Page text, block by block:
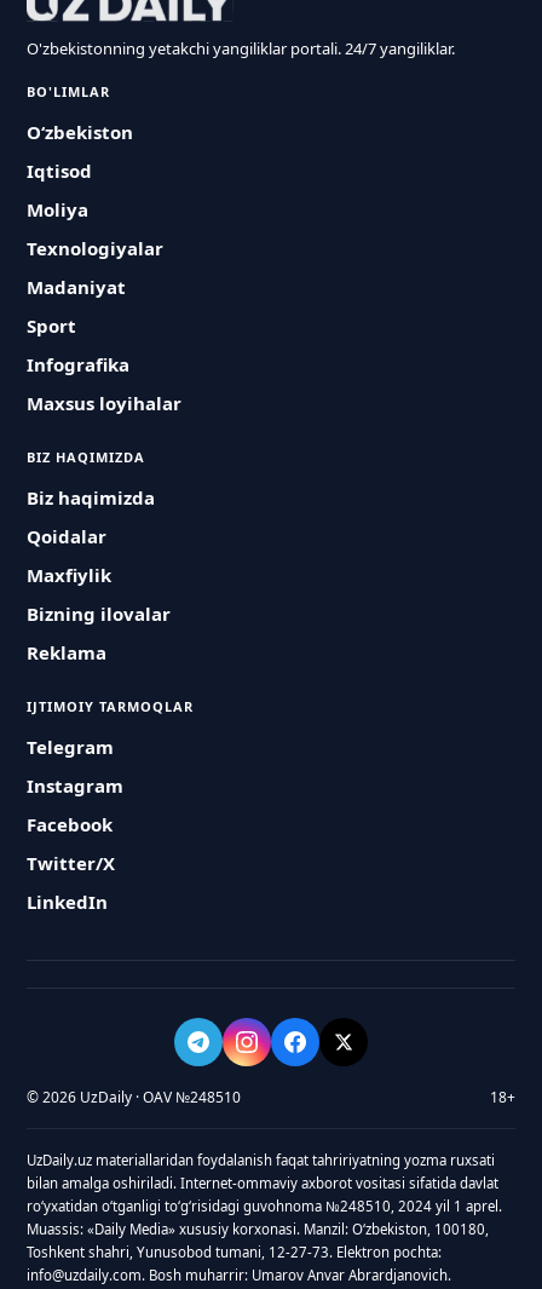
O'zbekistonning yetakchi yangiliklar portali. 24/7 yangiliklar.
BO'LIMLAR
O‘zbekiston
Iqtisod
Moliya
Texnologiyalar
Madaniyat
Sport
Infografika
Maxsus loyihalar
BIZ HAQIMIZDA
Biz haqimizda
Qoidalar
Maxfiylik
Bizning ilovalar
Reklama
IJTIMOIY TARMOQLAR
Telegram
Instagram
Facebook
Twitter/X
LinkedIn
© 2026 UzDaily · OAV №248510 18+
UzDaily.uz materiallaridan foydalanish faqat tahririyatning yozma ruxsati
bilan amalga oshiriladi. Internet-ommaviy axborot vositasi sifatida davlat
roʻyxatidan oʻtganligi toʻgʻrisidagi guvohnoma №248510, 2024 yil 1 aprel.
Muassis: «Daily Media» xususiy korxonasi. Manzil: Oʻzbekiston, 100180,
Toshkent shahri, Yunusobod tumani, 12-27-73. Elektron pochta:
info@uzdaily.com. Bosh muharrir: Umarov Anvar Abrardjanovich.